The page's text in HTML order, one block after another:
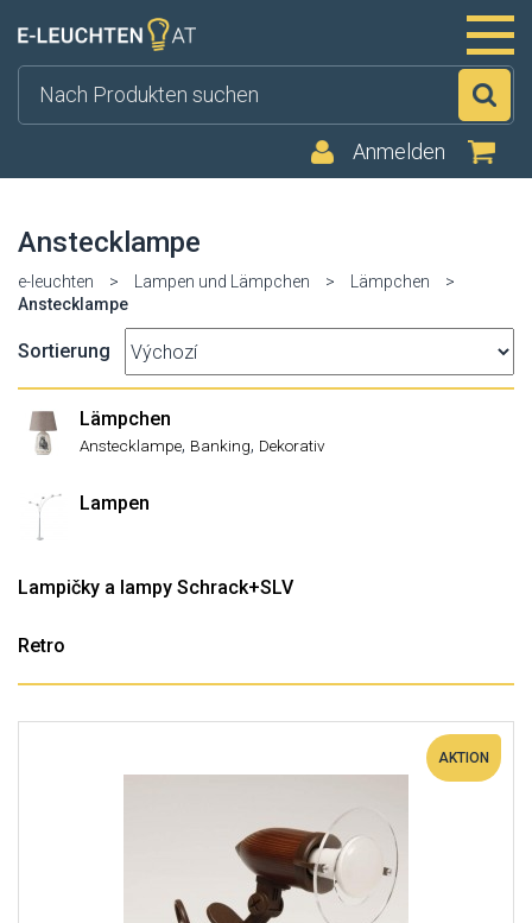
Anmelden
Anstecklampe
e-leuchten > Lampen und Lämpchen > Lämpchen
>
Anstecklampe
Sortierung
Lämpchen
Anstecklampe, Banking, Dekorativ
Lampen
Lampičky a lampy Schrack+SLV
Retro
AKTION